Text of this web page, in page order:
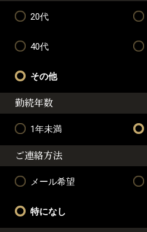
20代
40代
その他
勤続年数
1年未満
ご連絡方法
メール希望
特になし